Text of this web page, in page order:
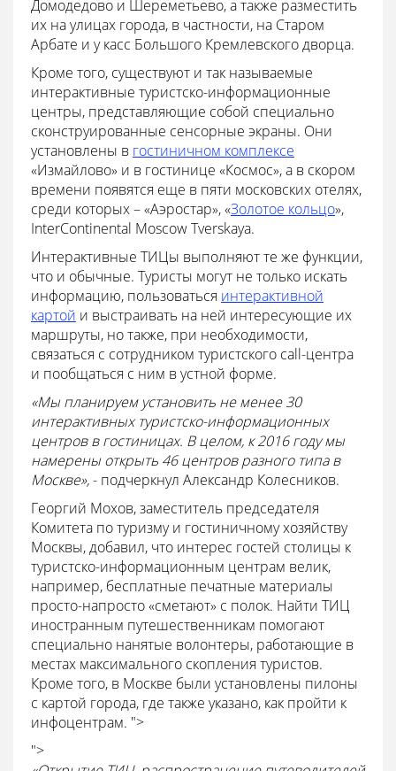
Домодедово и Шереметьево, а также разместить
их на улицах города, в частности, на Старом
Арбате и у касс Большого Кремлевского дворца.
Кроме того, существуют и так называемые
интерактивные туристско-информационные
центры, представляющие собой специально
сконструированные сенсорные экраны. Они
установлены в гостиничном комплексе
«Измайлово» и в гостинице «Космос», а в скором
времени появятся еще в пяти московских отелях,
среди которых – «Аэростар», «Золотое кольцо»,
InterContinental Moscow Tverskaya.
Интерактивные ТИЦы выполняют те же функции,
что и обычные. Туристы могут не только искать
информацию, пользоваться интерактивной
картой и выстраивать на ней интересующие их
маршруты, но также, при необходимости,
связаться с сотрудником туристского call-центра
и пообщаться с ним в устной форме.
«Мы планируем установить не менее 30
интерактивных туристско-информационных
центров в гостиницах. В целом, к 2016 году мы
намерены открыть 46 центров разного типа в
Москве»,- подчеркнул Александр Колесников.
Георгий Мохов, заместитель председателя
Комитета по туризму и гостиничному хозяйству
Москвы, добавил, что интерес гостей столицы к
туристско-информационным центрам велик,
например, бесплатные печатные материалы
просто-напросто «сметают» с полок. Найти ТИЦ
иностранным путешественникам помогают
специально нанятые волонтеры, работающие в
местах максимального скопления туристов.
Кроме того, в Москве были установлены пилоны
с картой города, где также указано, как пройти к
инфоцентрам. ">
">